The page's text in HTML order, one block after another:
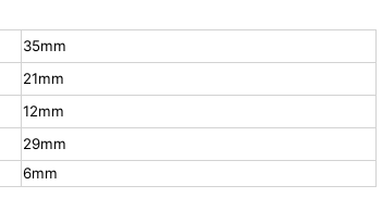
35mm
21mm
12mm
29mm
6mm